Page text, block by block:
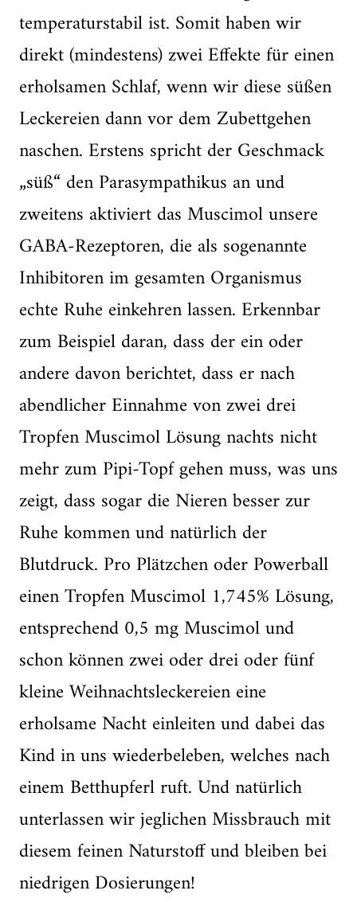
temperaturstabil ist. Somit haben wir
direkt (mindestens) zwei Effekte für einen
erholsamen Schlaf, wenn wir diese süßen
Leckereien dann vor dem Zubettgehen
naschen. Erstens spricht der Geschmack
„süß“ den Parasympathikus an und
zweitens aktiviert das Muscimol unsere
GABA-Rezeptoren, die als sogenannte
Inhibitoren im gesamten Organismus
echte Ruhe einkehren lassen. Erkennbar
zum Beispiel daran, dass der ein oder
andere davon berichtet, dass er nach
abendlicher Einnahme von zwei drei
Tropfen Muscimol Lösung nachts nicht
mehr zum Pipi-Topf gehen muss, was uns
zeigt, dass sogar die Nieren besser zur
Ruhe kommen und natürlich der
Blutdruck. Pro Plätzchen oder Powerball
einen Tropfen Muscimol 1,745% Lösung,
entsprechend 0,5 mg Muscimol und
schon können zwei oder drei oder fünf
kleine Weihnachtsleckereien eine
erholsame Nacht einleiten und dabei das
Kind in uns wiederbeleben, welches nach
einem Betthupferl ruft. Und natürlich
unterlassen wir jeglichen Missbrauch mit
diesem feinen Naturstoff und bleiben bei
niedrigen Dosierungen!